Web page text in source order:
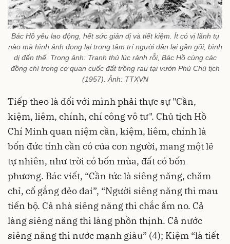
Bác Hồ yêu lao động, hết sức giản dị và tiết kiệm. Ít có vị lãnh tụ
nào mà hình ảnh đọng lại trong tâm trí người dân lại gần gũi, bình
dị đến thế. Trong ảnh: Tranh thủ lúc rảnh rỗi, Bác Hồ cùng các
đồng chí trong cơ quan cuốc đất trồng rau tại vườn Phủ Chủ tịch
(1957). Ảnh: TTXVN
Tiếp theo là đối với mình phải thực sự "Cần,
kiệm, liêm, chính, chí công vô tư". Chủ tịch Hồ
Chí Minh quan niệm cần, kiệm, liêm, chính là
bốn đức tính cần có của con người, mang một lẽ
tự nhiên, như trời có bốn mùa, đất có bốn
phương. Bác viết, “Cần tức là siêng năng, chăm
chỉ, cố gắng dẻo dai”, “Người siêng năng thì mau
tiến bộ. Cả nhà siêng năng thì chắc ấm no. Cả
làng siêng năng thì làng phồn thịnh. Cả nước
siêng năng thì nước mạnh giàu” (4); Kiệm “là tiết